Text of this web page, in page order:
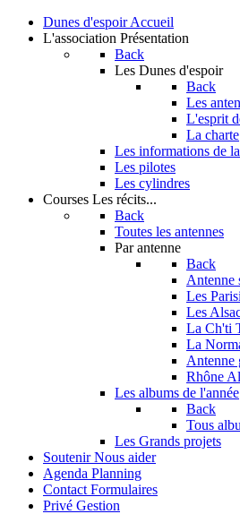
Dunes d'espoir Accueil
L'association Présentation
Back
Les Dunes d'espoir
Back
Les
L'esprit
La charte
Les informations de
Les pilotes
Les cylindres
Courses Les récits...
Back
Toutes les antennes
Par antenne
Back
Antenne
Les
Les
La Ch'ti
La
Antenne
Rhône
Les albums de l'année
Back
Tous
Les Grands projets
Soutenir Nous aider
Agenda Planning
Contact Formulaires
Privé Gestion